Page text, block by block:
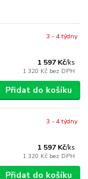
1 597 Kč/ks
1 320 Kč bez DPH
3 - 4 týdny
Přidat do košíku
1 597 Kč/ks
1 320 Kč bez DPH
3 - 4 týdny
Přidat do košíku